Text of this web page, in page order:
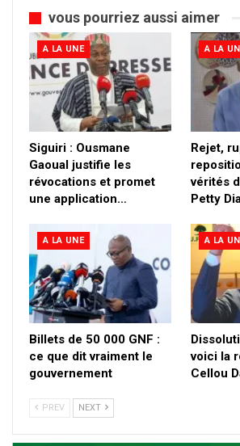
vous pourriez aussi aimer
A LA UNE
Siguiri : Ousmane
Gaoual justifie les
révocations et promet
une application…
A LA
Rejet,
vérités
Petty
A LA UNE
Billets de 50 000 GNF :
ce que dit vraiment le
gouvernement
A LA
voici la
Cellou
PREV NEXT